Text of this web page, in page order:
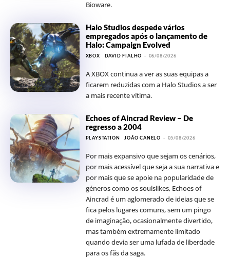
Bioware.
Halo Studios despede vários
empregados após o lançamento de
Halo: Campaign Evolved
XBOX DAVID FIALHO - 06/08/2026
A XBOX continua a ver as suas equipas a
ficarem reduzidas com a Halo Studios a ser
a mais recente vítima.
Echoes of Aincrad Review – De
regresso a 2004
PLAYSTATION JOÃO CANELO - 05/08/2026
Por mais expansivo que sejam os cenários,
por mais acessível que seja a sua narrativa e
por mais que se apoie na popularidade de
géneros como os soulslikes, Echoes of
Aincrad é um aglomerado de ideias que se
fica pelos lugares comuns, sem um pingo
de imaginação, ocasionalmente divertido,
mas também extremamente limitado
quando devia ser uma lufada de liberdade
para os fãs da saga.